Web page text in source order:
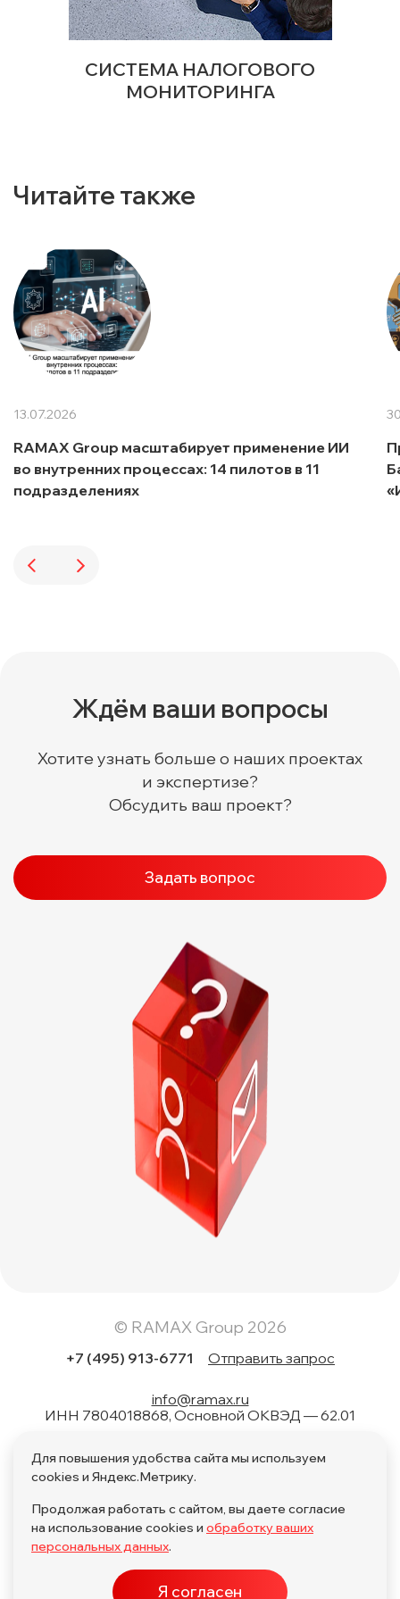
СИСТЕМА НАЛОГОВОГО
МОНИТОРИНГА
Читайте также
13.07.2026
RAMAX Group масштабирует применение ИИ
во внутренних процессах: 14 пилотов в 11
подразделениях
Ждём ваши вопросы
Хотите узнать больше о наших проектах
и экспертизе?
Обсудить ваш проект?
Задать вопрос
© RAMAX Group 2026
+7 (495) 913-6771 Отправить запрос
info@ramax.ru
ИНН 7804018868, Основной ОКВЭД — 62.01
1.02, 1.04, 1.05, 1.06, 1.08, 2.01, 3.01, 4.01, 11.01, 17.01, 27.01,
28.01
Политика обработки персональных данных
Для повышения удобства сайта мы используем
cookies и Яндекс.Метрику.
Продолжая работать с сайтом, вы даете согласие
на использование cookies и обработку ваших
персональных данных.
Я согласен